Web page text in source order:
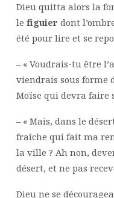
Dieu quitta alors la
le figuier dont
été pour lire et se
– « Voudrais-tu être
viendrais sous forme
Moïse qui devra faire
– « Mais, dans le
fraîche qui fait ma
la ville ? Ah non,
désert, et ne pas
Dieu ne se